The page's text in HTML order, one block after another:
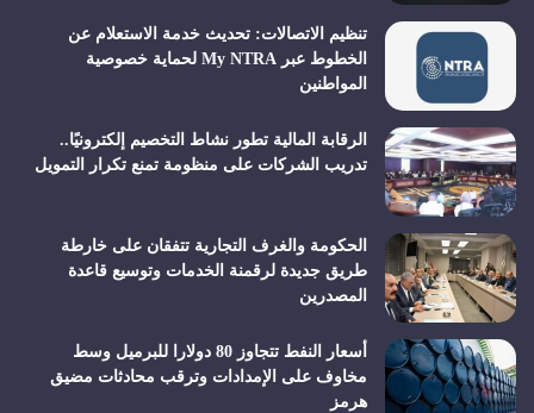
تنظيم الاتصالات: تحديث خدمة الاستعلام عن
الخطوط عبر My NTRA لحماية خصوصية
المواطنين
الرقابة المالية تطور نشاط التخصيم إلكترونيًا..
تدريب الشركات على منظومة تمنع تكرار التمويل
الحكومة والغرف التجارية تتفقان على خارطة
طريق جديدة لرقمنة الخدمات وتوسيع قاعدة
المصدرين
أسعار النفط تتجاوز 80 دولارا للبرميل وسط
مخاوف على الإمدادات وترقب محادثات مضيق
هرمز